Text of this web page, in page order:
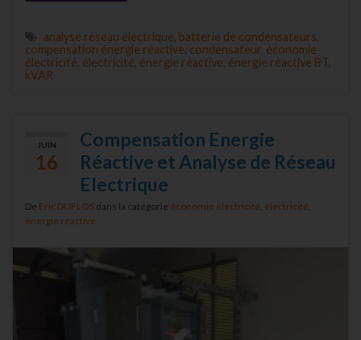
analyse réseau électrique batterie de condensateurs
compensation énergie réactive condensateur économie
électricité électricité énergie réactive énergie réactive BT
kVAR
JUIN
16
Compensation Energie
Réactive et Analyse de Réseau
Electrique
De Eric DUFLOS dans la catégorie économie électricité, électricité,
énergie réactive